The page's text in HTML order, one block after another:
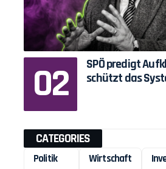
SPÖ predigt
schützt das
CATEGORIES
Politik Wirtschaft